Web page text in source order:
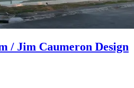
/ Jim Caumeron Design